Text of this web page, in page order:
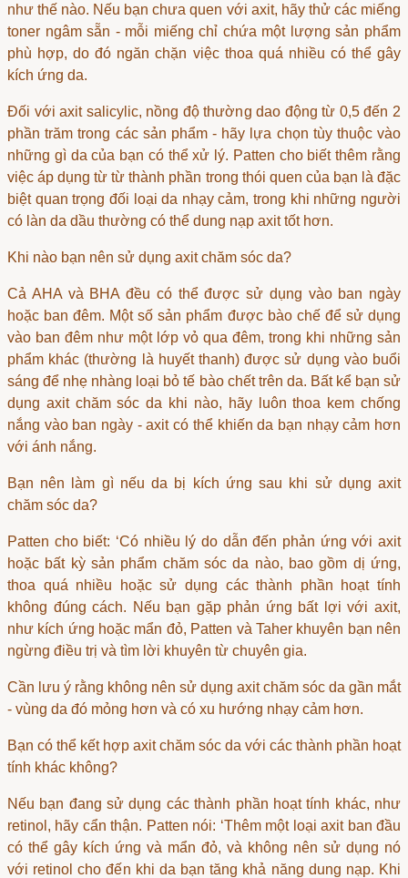
như thế nào. Nếu bạn chưa quen với axit, hãy thử các miếng
toner ngâm sẵn - mỗi miếng chỉ chứa một lượng sản phẩm
phù hợp, do đó ngăn chặn việc thoa quá nhiều có thể gây
kích ứng da.
Đối với axit salicylic, nồng độ thường dao động từ 0,5 đến 2
phần trăm trong các sản phẩm - hãy lựa chọn tùy thuộc vào
những gì da của bạn có thể xử lý. Patten cho biết thêm rằng
việc áp dụng từ từ thành phần trong thói quen của bạn là đặc
biệt quan trọng đối loại da nhạy cảm, trong khi những người
có làn da dầu thường có thể dung nạp axit tốt hơn.
Khi nào bạn nên sử dụng axit chăm sóc da?
Cả AHA và BHA đều có thể được sử dụng vào ban ngày
hoặc ban đêm. Một số sản phẩm được bào chế để sử dụng
vào ban đêm như một lớp vỏ qua đêm, trong khi những sản
phẩm khác (thường là huyết thanh) được sử dụng vào buổi
sáng để nhẹ nhàng loại bỏ tế bào chết trên da. Bất kể bạn sử
dụng axit chăm sóc da khi nào, hãy luôn thoa kem chống
nắng vào ban ngày - axit có thể khiến da bạn nhạy cảm hơn
với ánh nắng.
Bạn nên làm gì nếu da bị kích ứng sau khi sử dụng axit
chăm sóc da?
Patten cho biết: ‘Có nhiều lý do dẫn đến phản ứng với axit
hoặc bất kỳ sản phẩm chăm sóc da nào, bao gồm dị ứng,
thoa quá nhiều hoặc sử dụng các thành phần hoạt tính
không đúng cách. Nếu bạn gặp phản ứng bất lợi với axit,
như kích ứng hoặc mẩn đỏ, Patten và Taher khuyên bạn nên
ngừng điều trị và tìm lời khuyên từ chuyên gia.
Cần lưu ý rằng không nên sử dụng axit chăm sóc da gần mắt
- vùng da đó mỏng hơn và có xu hướng nhạy cảm hơn.
Bạn có thể kết hợp axit chăm sóc da với các thành phần hoạt
tính khác không?
Nếu bạn đang sử dụng các thành phần hoạt tính khác, như
retinol, hãy cẩn thận. Patten nói: ‘Thêm một loại axit ban đầu
có thể gây kích ứng và mẩn đỏ, và không nên sử dụng nó
với retinol cho đến khi da bạn tăng khả năng dung nạp. Khi